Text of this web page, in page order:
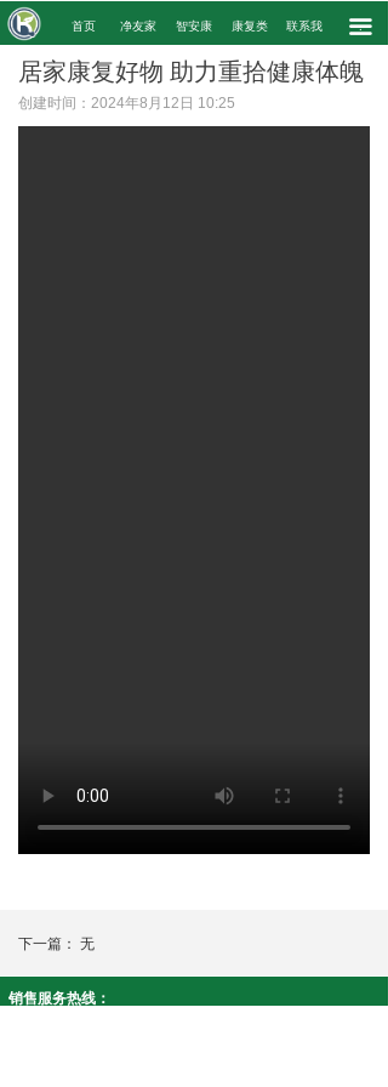
끀
. 首页 净友家 智安康 康复类 联系我 .
居家康复好物 助力重拾健康体魄
创建时间： 2024年8月12日 10:25
下一篇： 无
销售服务热线：